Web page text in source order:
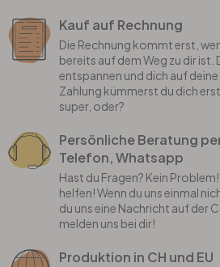
Kauf auf Rechnung
Die Rechnung kommt erst,
bereits auf dem Weg zu dir ist.
entspannen und dich auf
Zahlung kümmerst du dich
super, oder?
Persönliche Beratung
Telefon, Whatsapp
Hast du Fragen? Kein
helfen! Wenn du uns einmal
du uns eine Nachricht auf der
melden uns bei dir!
Produktion in CH und EU